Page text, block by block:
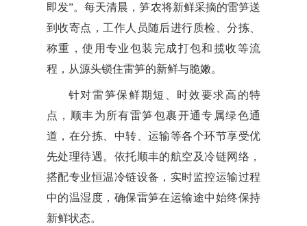
即发”。每天清晨，笋农将新鲜采摘的雷笋送
到收寄点，工作人员随后进行质检、分拣、
称重，使用专业包装完成打包和揽收等流
程，从源头锁住雷笋的新鲜与脆嫩。
针对雷笋保鲜期短、时效要求高的特
点，顺丰为所有雷笋包裹开通专属绿色通
道，在分拣、中转、运输等各个环节享受优
先处理待遇。依托顺丰的航空及冷链网络，
搭配专业恒温冷链设备，实时监控运输过程
中的温湿度，确保雷笋在运输途中始终保持
新鲜状态。